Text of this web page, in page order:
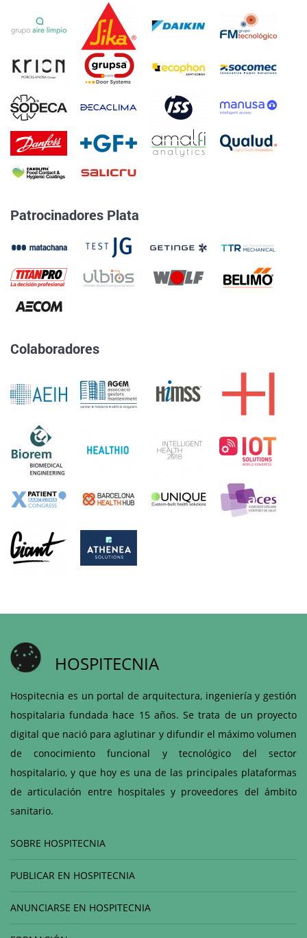
Patrocinadores Plata
Colaboradores
HOSPITECNIA
Hospitecnia es un portal de arquitectura, ingeniería y gestión
hospitalaria fundada hace 15 años. Se trata de un proyecto
digital que nació para aglutinar y difundir el máximo volumen
de conocimiento funcional y tecnológico del sector
hospitalario, y que hoy es una de las principales plataformas
de articulación entre hospitales y proveedores del ámbito
sanitario.
SOBRE HOSPITECNIA
PUBLICAR EN HOSPITECNIA
ANUNCIARSE EN HOSPITECNIA